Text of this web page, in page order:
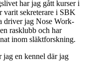
har jag gått kurser i
varit sekreterare i SBK
driver jag Nose Work-
rasklubb och har
inom släktforskning.
en kennel där jag